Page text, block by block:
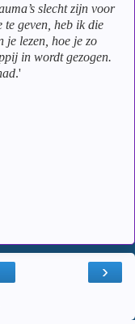
slecht zijn voor
te geven, heb ik die
lezen, hoe je zo
in wordt gezogen.
.'
›